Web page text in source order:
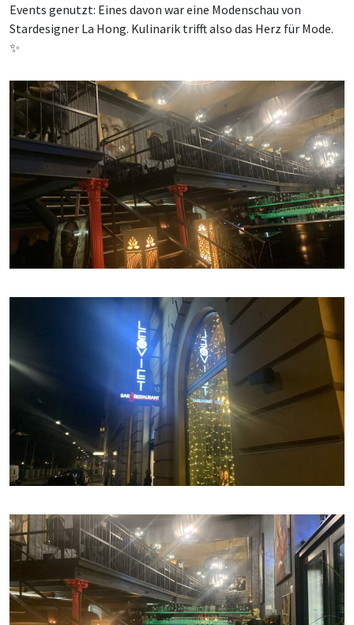
Events genutzt: Eines davon war eine Modenschau von
Stardesigner La Hong. Kulinarik trifft also das Herz für Mode.
✨